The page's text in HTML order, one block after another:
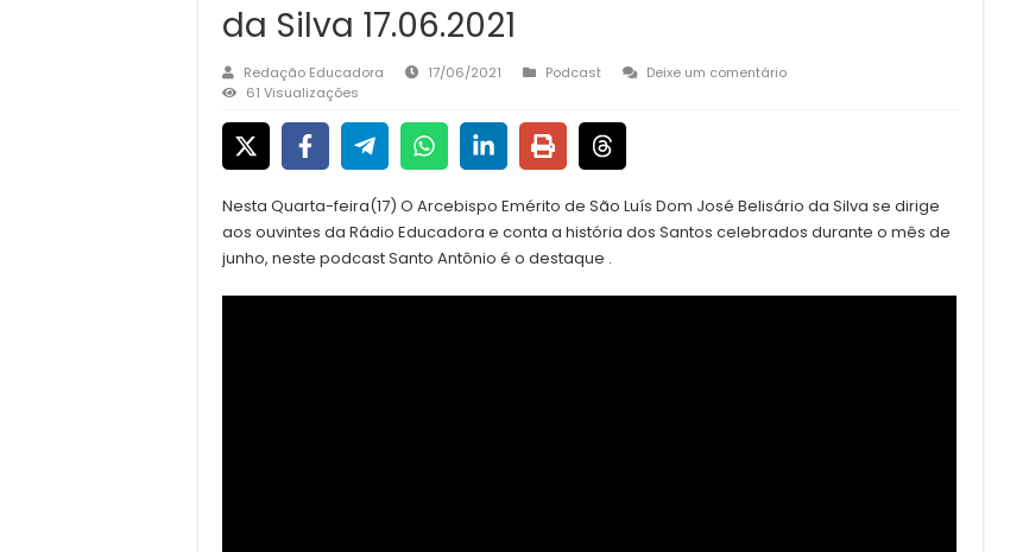
da Silva 17.06.2021
Redação Educadora 17/06/2021 Podcast
Deixe um comentário
61 Visualizações
Nesta Quarta-feira(17) O Arcebispo Emérito de São Luís Dom José Belisário da Silva se dirige
aos ouvintes da Rádio Educadora e conta a história dos Santos celebrados durante o mês de
junho, neste podcast Santo Antônio é o destaque .